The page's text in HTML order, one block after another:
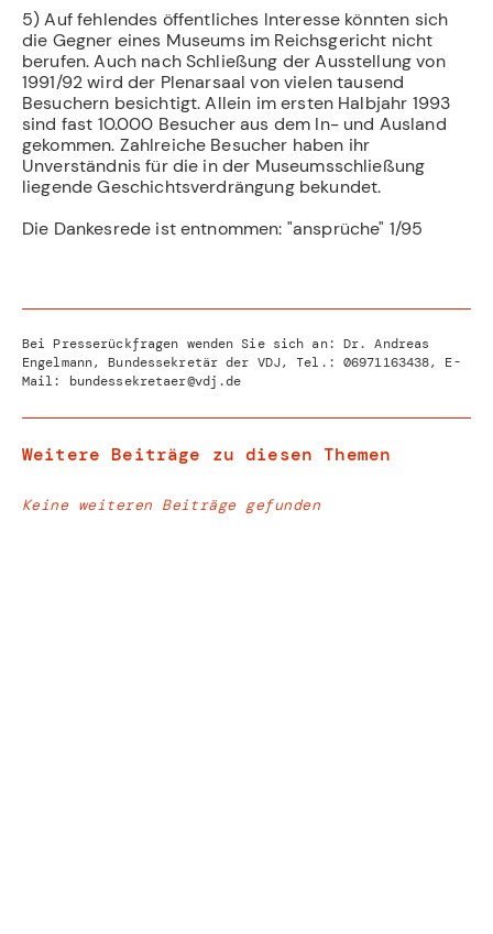
5) Auf fehlendes öffentliches lnteresse könnten sich
die Gegner eines Museums im Reichsgericht nicht
berufen. Auch nach Schließung der Ausstellung von
1991/92 wird der Plenarsaal von vielen tausend
Besuchern besichtigt. Allein im ersten Halbjahr 1993
sind fast 10.000 Besucher aus dem In- und Ausland
gekommen. Zahlreiche Besucher haben ihr
Unverständnis für die in der Museumsschließung
liegende Geschichtsverdrängung bekundet.
Die Dankesrede ist entnommen: "ansprüche" 1/95
Bei Presserückfragen wenden Sie sich an: Dr. Andreas
Engelmann, Bundessekretär der VDJ, Tel.: 06971163438, E-
Mail: bundessekretaer@vdj.de
Weitere Beiträge zu diesen Themen
Keine weiteren Beiträge gefunden